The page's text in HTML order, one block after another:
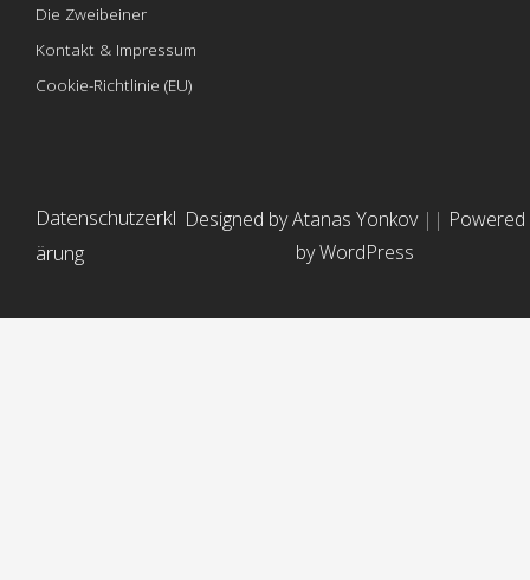
Die Zweibeiner
Kontakt & Impressum
Cookie-Richtlinie (EU)
Datenschutzerkl
ärung
Designed by Atanas Yonkov || Powered
by WordPress